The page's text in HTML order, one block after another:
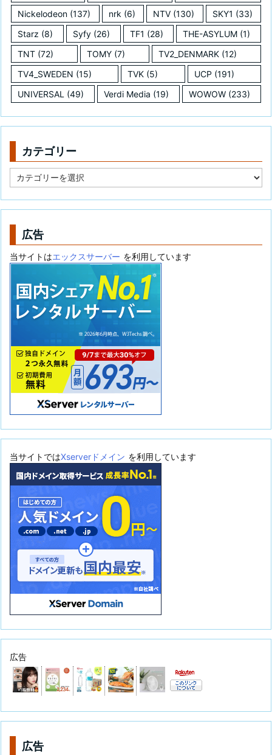
Nickelodeon (137) nrk (6) NTV (130) SKY1 (33)
Starz (8) Syfy(26) TF1 (28) THE-ASYLUM (1)
TNT (72) TOMY (7) TV2_DENMARK (12)
TV4_SWEDEN (15) TVK (5) UCP (191)
UNIVERSAL (49) Verdi Media (19) WOWOW (233)
カテゴリー
テ
リ
広告
当サイトはエックスサーバー を利用しています
当サイトではXserverドメイン を利用しています
広告
広告